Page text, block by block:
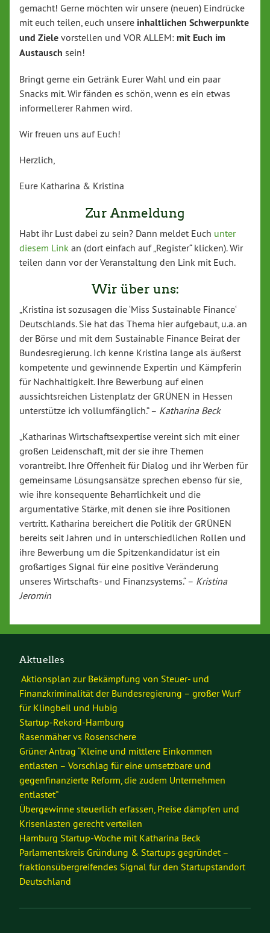
gemacht! Gerne möchten wir unsere (neuen) Eindrücke
mit euch teilen, euch unsere inhaltlichen Schwerpunkte
und Ziele vorstellen und VOR ALLEM: mit Euch im
Austausch sein!
Bringt gerne ein Getränk Eurer Wahl und ein paar
Snacks mit. Wir fänden es schön, wenn es ein etwas
informellerer Rahmen wird.
Wir freuen uns auf Euch!
Herzlich,
Eure Katharina & Kristina
Zur Anmeldung
Habt ihr Lust dabei zu sein? Dann meldet Euch unter
diesem Link an (dort einfach auf „Register“ klicken). Wir
teilen dann vor der Veranstaltung den Link mit Euch.
Wir über uns:
„Kristina ist sozusagen die ‘Miss Sustainable Finance‘
Deutschlands. Sie hat das Thema hier aufgebaut, u.a. an
der Börse und mit dem Sustainable Finance Beirat der
Bundesregierung. Ich kenne Kristina lange als äußerst
kompetente und gewinnende Expertin und Kämpferin
für Nachhaltigkeit. Ihre Bewerbung auf einen
aussichtsreichen Listenplatz der GRÜNEN in Hessen
unterstütze ich vollumfänglich.“ – Katharina Beck
„Katharinas Wirtschaftsexpertise vereint sich mit einer
großen Leidenschaft, mit der sie ihre Themen
vorantreibt. Ihre Offenheit für Dialog und ihr Werben für
gemeinsame Lösungsansätze sprechen ebenso für sie,
wie ihre konsequente Beharrlichkeit und die
argumentative Stärke, mit denen sie ihre Positionen
vertritt. Katharina bereichert die Politik der GRÜNEN
bereits seit Jahren und in unterschiedlichen Rollen und
ihre Bewerbung um die Spitzenkandidatur ist ein
großartiges Signal für eine positive Veränderung
unseres Wirtschafts- und Finanzsystems.“ – Kristina
Jeromin
Aktuelles
Aktionsplan zur Bekämpfung von Steuer- und
Finanzkriminalität der Bundesregierung – großer Wurf
für Klingbeil und Hubig
Startup-Rekord-Hamburg
Rasenmäher vs Rosenschere
Grüner Antrag “Kleine und mittlere Einkommen
entlasten – Vorschlag für eine umsetzbare und
gegenfinanzierte Reform, die zudem Unternehmen
entlastet”
Übergewinne steuerlich erfassen, Preise dämpfen und
Krisenlasten gerecht verteilen
Hamburg Startup-Woche mit Katharina Beck
Parlamentskreis Gründung & Startups gegründet –
fraktionsübergreifendes Signal für den Startupstandort
Deutschland